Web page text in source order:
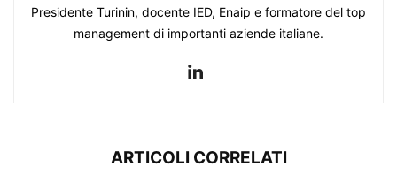
Presidente Turinin, docente IED, Enaip e formatore del top
management di importanti aziende italiane.
ARTICOLI CORRELATI